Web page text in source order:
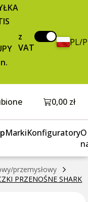
z
VAT
PL/
Otwórz
0,00 zł
MarkiKonfiguratoryO
przemysłowy
PRZENOŚNE SHARK
Dodaj do koszyka